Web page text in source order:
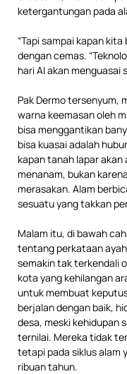
ketergantungan pada
“Tapi sampai kapan
dengan cemas.
hari AI akan menguasai
Pak Dermo tersenyum,
warna keemasan oleh
bisa menggantikan
bisa kuasai adalah
kapan tanah lapar
menanam, bukan
merasakan. Alam
sesuatu yang takkan
Malam itu, di bawah
tentang perkataan
semakin tak terkendali
kota yang kehilangan
untuk membuat
berjalan dengan baik,
desa, meski kehidupan
ternilai. Mereka tidak
tetapi pada siklus alam
ribuan tahun.